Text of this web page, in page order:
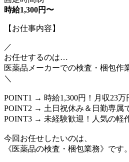
時給1,300円〜
【お仕事内容】
／
お任せするのは…
医薬品メーカーでの検査・梱包作
＼
POINT1 → 時給1,300円！月収23万
POINT2 → 土日祝休み＆日勤専属
POINT3 → 未経験歓迎！人気の軽
今回お任せしたいのは、
《医薬品の検査・梱包業務》です。